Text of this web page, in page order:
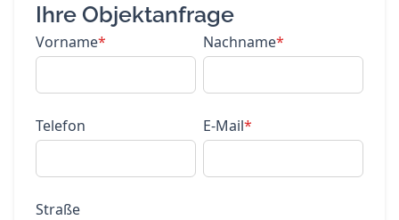
Ihre Objektanfrage
Vorname* Nachname*
Telefon E-Mail*
Straße